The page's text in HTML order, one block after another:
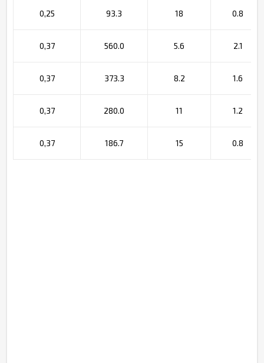
0,25 93.3 18 0.8
0,37 560.0 5.6 2.1
0,37 373.3 8.2 1.6
0,37 280.0 11 1.2
0,37 186.7 15 0.8